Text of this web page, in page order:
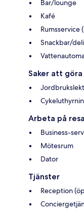
Bar/lounge
Kafé
Snackbar/deli
Saker att göra
Arbeta på
Business-
Mötesrum
Dator
Tjänster
Reception